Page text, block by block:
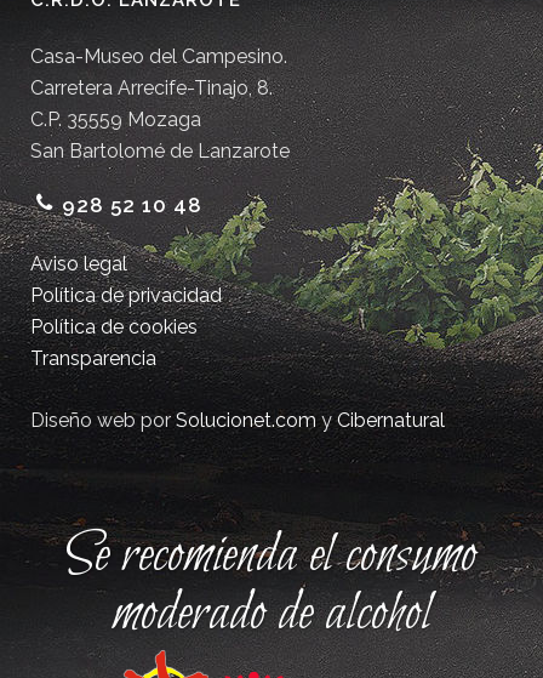
Casa-Museo del Campesino.
Carretera Arrecife-Tinajo, 8.
C.P. 35559 Mozaga
San Bartolomé de Lanzarote
928 52 10 48
Aviso legal
Política de privacidad
Política de cookies
Transparencia
Diseño web porSolucionet.comyCibernatural
Se recomienda el consumo
moderado de alcohol